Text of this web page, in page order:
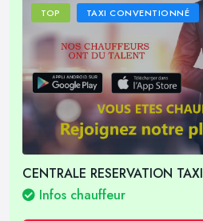
TOP TAXI CONVENTIONNÉ
CENTRALE RESERVATION TAXI
Infos chauffeur